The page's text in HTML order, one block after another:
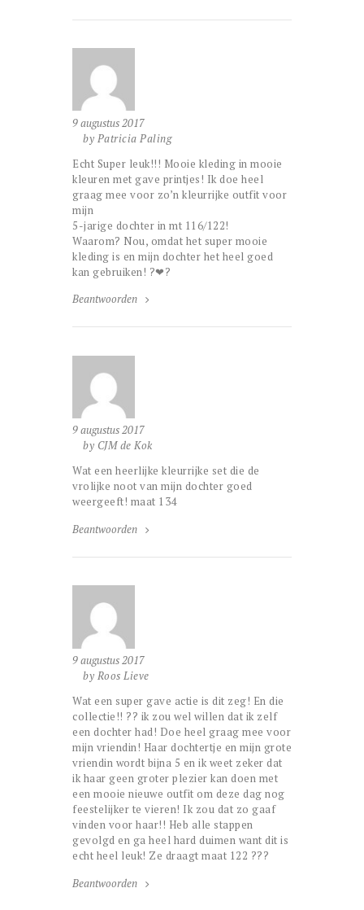
9 augustus 2017
by Patricia Paling
Echt Super leuk!!! Mooie kleding in mooie
kleuren met gave printjes! Ik doe heel
graag mee voor zo’n kleurrijke outfit voor
mijn
5-jarige dochter in mt 116/122!
Waarom? Nou, omdat het super mooie
kleding is en mijn dochter het heel goed
kan gebruiken! ?❤?
Beantwoorden
9 augustus 2017
by CJM de Kok
Wat een heerlijke kleurrijke set die de
vrolijke noot van mijn dochter goed
weergeeft! maat 134
Beantwoorden
9 augustus 2017
by Roos Lieve
Wat een super gave actie is dit zeg! En die
collectie!! ?? ik zou wel willen dat ik zelf
een dochter had! Doe heel graag mee voor
mijn vriendin! Haar dochtertje en mijn grote
vriendin wordt bijna 5 en ik weet zeker dat
ik haar geen groter plezier kan doen met
een mooie nieuwe outfit om deze dag nog
feestelijker te vieren! Ik zou dat zo gaaf
vinden voor haar!! Heb alle stappen
gevolgd en ga heel hard duimen want dit is
echt heel leuk! Ze draagt maat 122 ???
Beantwoorden